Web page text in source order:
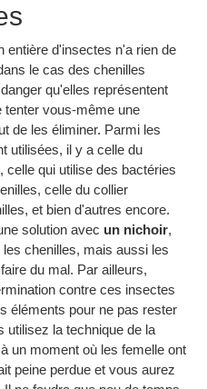
entière d'insectes n'a rien de
le cas des chenilles
qu'elles représentent
tenter vous-même une
de les éliminer. Parmi les
utilisées, il y a celle du
celle qui utilise des bactéries
celle du collier
et bien d'autres encore.
solution avec un nichoir,
chenilles, mais aussi les
du mal. Par ailleurs,
contre ces insectes
éléments pour ne pas rester
utilisez la technique de la
un moment où les femelle ont
peine perdue et vous aurez